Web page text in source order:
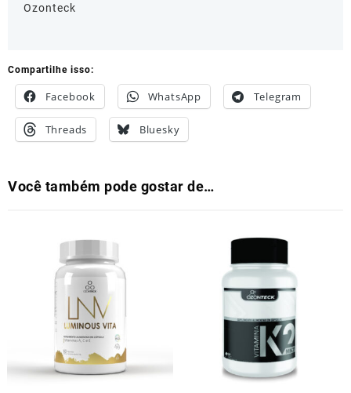
Ozonteck
Compartilhe isso:
Facebook WhatsApp Telegram
Threads Bluesky
Você também pode gostar de…